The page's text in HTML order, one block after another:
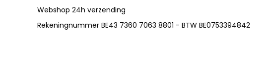
Webshop 24h verzending
Rekeningnummer BE43 7360 7063 8801 - BTW BE0753394842